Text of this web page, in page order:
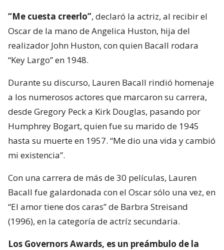
“Me cuesta creerlo”, declaró la actriz, al recibir el
Oscar de la mano de Angelica Huston, hija del
realizador John Huston, con quien Bacall rodara
“Key Largo” en 1948.
Durante su discurso, Lauren Bacall rindió homenaje
a los numerosos actores que marcaron su carrera,
desde Gregory Peck a Kirk Douglas, pasando por
Humphrey Bogart, quien fue su marido de 1945
hasta su muerte en 1957. “Me dio una vida y cambió
mi existencia”.
Con una carrera de más de 30 películas, Lauren
Bacall fue galardonada con el Oscar sólo una vez, en
“El amor tiene dos caras” de Barbra Streisand
(1996), en la categoría de actríz secundaria.
Los Governors Awards, es un preámbulo de la